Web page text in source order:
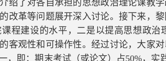
绍了对各自承担的思想政治理论课教
改革等问题展开深入讨论。接下来，
程建设的水平，二是以提高思想政治
客观性和可操作性。经过讨论，大家
，即：期末考试（或论文）占50%，实